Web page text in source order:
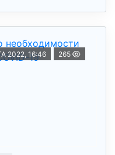
2022, 16:46 265